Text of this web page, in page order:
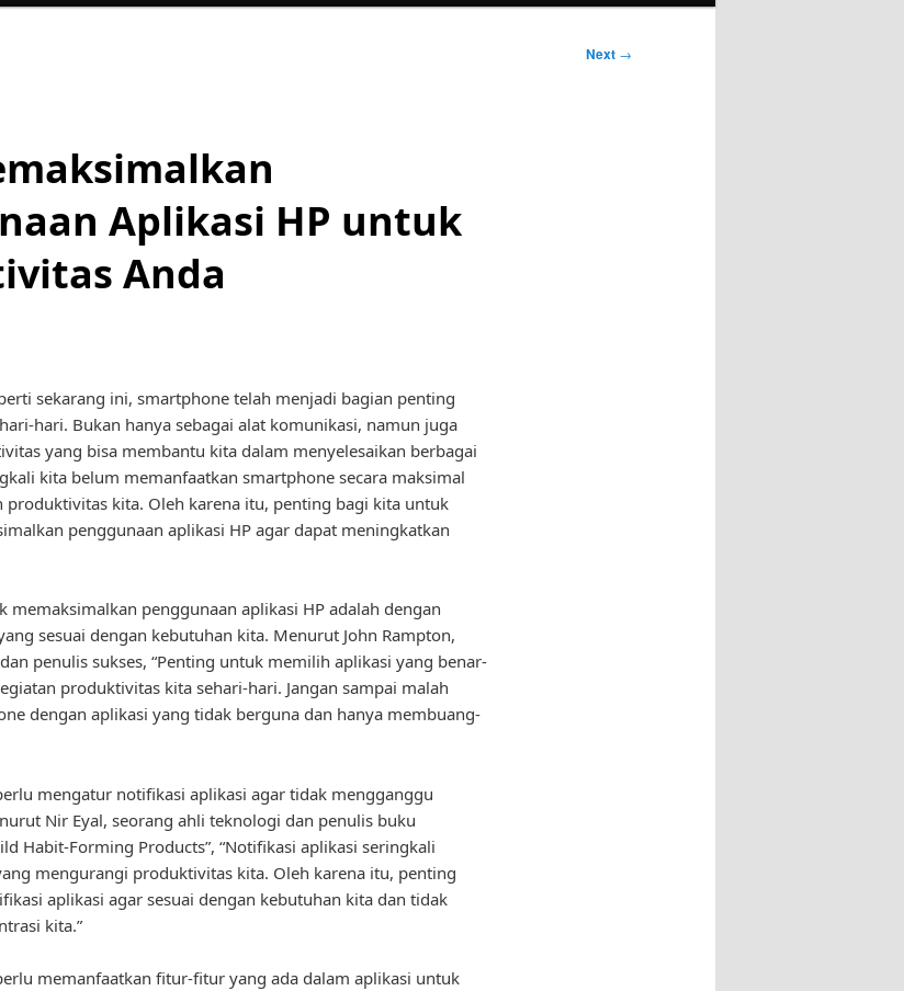
Next →
Aplikasi HP untuk
Anda
sekarang ini, smartphone telah menjadi bagian penting
hari. Bukan hanya sebagai alat komunikasi, namun juga
yang bisa membantu kita dalam menyelesaikan berbagai
kita belum memanfaatkan smartphone secara maksimal
produktivitas kita. Oleh karena itu, penting bagi kita untuk
penggunaan aplikasi HP agar dapat meningkatkan
memaksimalkan penggunaan aplikasi HP adalah dengan
sesuai dengan kebutuhan kita. Menurut John Rampton,
penulis sukses, “Penting untuk memilih aplikasi yang benar-
produktivitas kita sehari-hari. Jangan sampai malah
dengan aplikasi yang tidak berguna dan hanya membuang-
mengatur notifikasi aplikasi agar tidak mengganggu
Nir Eyal, seorang ahli teknologi dan penulis buku
Habit-Forming Products”, “Notifikasi aplikasi seringkali
mengurangi produktivitas kita. Oleh karena itu, penting
aplikasi agar sesuai dengan kebutuhan kita dan tidak
kita.”
memanfaatkan fitur-fitur yang ada dalam aplikasi untuk